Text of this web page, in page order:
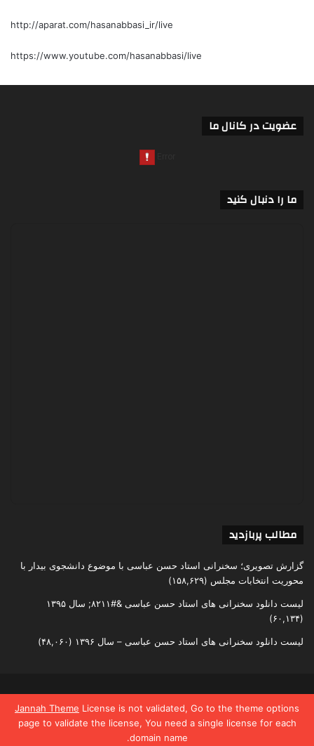
Jannah Theme License is not validated, Go to the theme options
page to validate the license, You need a single license for each
domain name.
http://aparat.com/hasanabbasi_ir/live
https://www.youtube.com/hasanabbasi/live
عضویت در کانال ما
ما را دنبال کنید
مطالب پربازدید
گزارش تصویری؛ سخنرانی استاد حسن عباسی با موضوع دانشجوی بیدار با
محوریت انتخابات مجلس (۱۵۸,۶۲۹)
لیست دانلود سخنرانی های استاد حسن عباسی &#۸۲۱۱; سال ۱۳۹۵
(۶۰,۱۳۴)
لیست دانلود سخنرانی های استاد حسن عباسی – سال ۱۳۹۶ (۴۸,۰۶۰)